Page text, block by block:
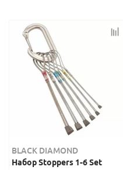
BLACK DIAMOND
Набор Stoppers 1-6 Set